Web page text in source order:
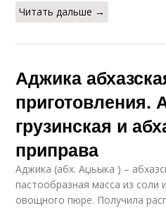
Зеленая аджика
Домашняя аджика
Читать дальше →
Аджика
приготовления.
грузинская и
приправа
Аджика (абх. Аџьыка ) –
пастообразная масса из соли
овощного пюре. Получила